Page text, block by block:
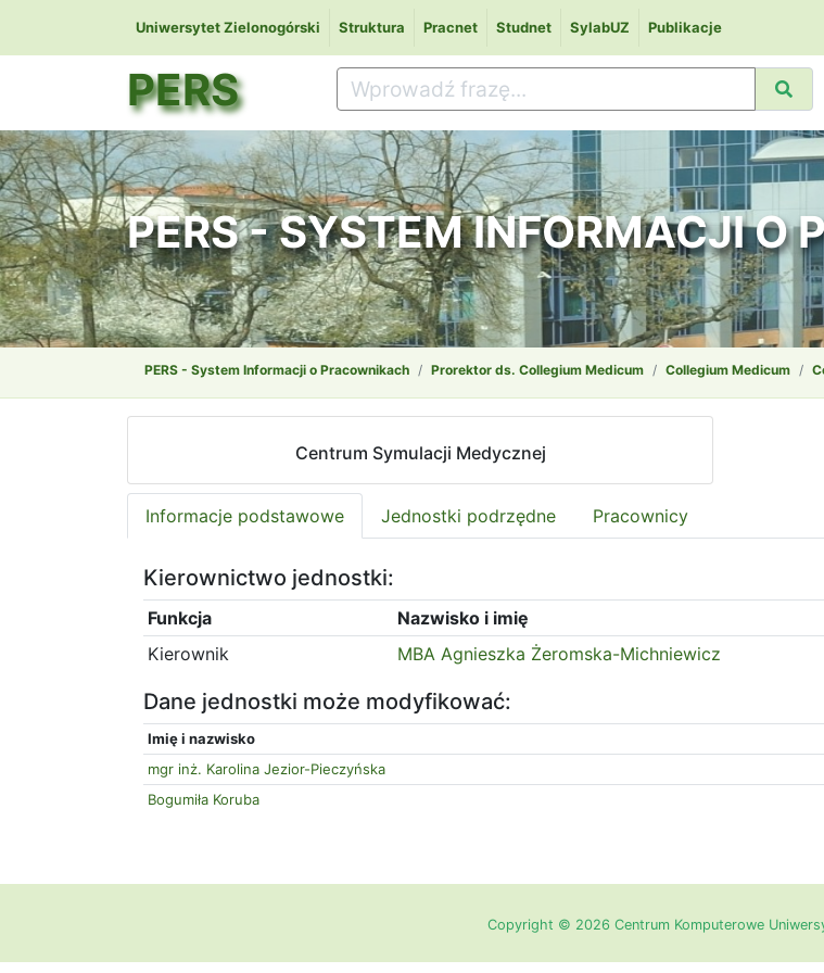
Uniwersytet Zielonogórski Struktura Pracnet Studnet SylabUZ Publikacje
PERS
PERS - SYSTEM INFORMACJI O
PERS - System Informacji o Pracownikach Prorektor ds. Collegium Medicum Collegium Medicum
Centrum Symulacji Medycznej
Informacje podstawowe Jednostki podrzędne Pracownicy
Kierownictwo jednostki:
Funkcja
Nazwisko i imię
Kierownik
MBA Agnieszka Żeromska-Michniewicz
Dane jednostki może modyfikować:
Imię i nazwisko
mgr inż. Karolina Jezior-Pieczyńska
Bogumiła Koruba
Copyright © 2026 Centrum Komputerowe